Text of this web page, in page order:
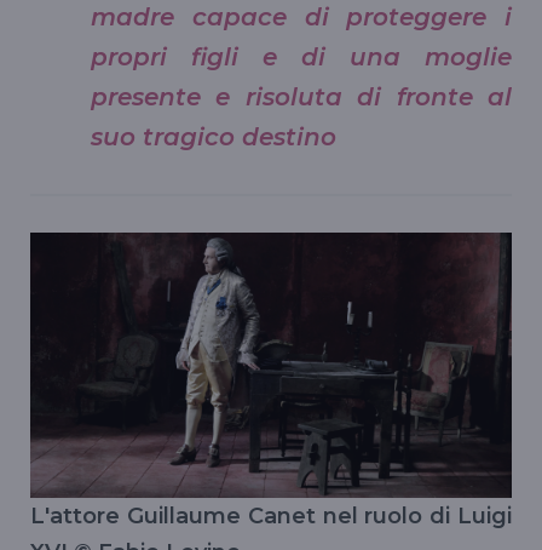
madre capace di proteggere i
propri figli e di una moglie
presente e risoluta di fronte al
suo tragico destino
L'attore Guillaume Canet nel ruolo di Luigi